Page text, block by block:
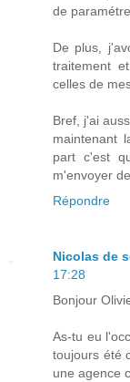
de
De plus,
traitement
celles de
Bref, j'ai
maintenant
part c'est
m'envoyer
Répondre
Nicolas de
17:28
Bonjour
As-tu eu
toujours été
une agence